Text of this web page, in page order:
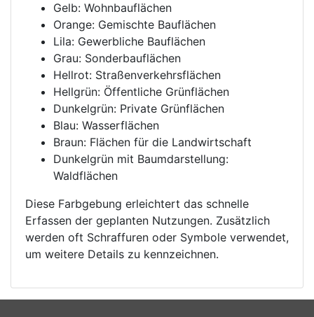
Gelb: Wohnbauflächen
Orange: Gemischte Bauflächen
Lila: Gewerbliche Bauflächen
Grau: Sonderbauflächen
Hellrot: Straßenverkehrsflächen
Hellgrün: Öffentliche Grünflächen
Dunkelgrün: Private Grünflächen
Blau: Wasserflächen
Braun: Flächen für die Landwirtschaft
Dunkelgrün mit Baumdarstellung:
Waldflächen
Diese Farbgebung erleichtert das schnelle
Erfassen der geplanten Nutzungen. Zusätzlich
werden oft Schraffuren oder Symbole verwendet,
um weitere Details zu kennzeichnen.